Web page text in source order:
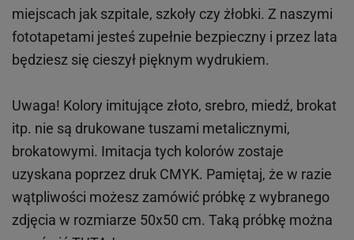
miejscach jak szpitale, szkoły czy żłobki. Z naszymi
fototapetami jesteś zupełnie bezpieczny i przez lata
będziesz się cieszył pięknym wydrukiem.
Uwaga! Kolory imitujące złoto, srebro, miedź, brokat
itp. nie są drukowane tuszami metalicznymi,
brokatowymi. Imitacja tych kolorów zostaje
uzyskana poprzez druk CMYK. Pamiętaj, że w razie
wątpliwości możesz zamówić próbkę z wybranego
zdjęcia w rozmiarze 50x50 cm. Taką próbkę można